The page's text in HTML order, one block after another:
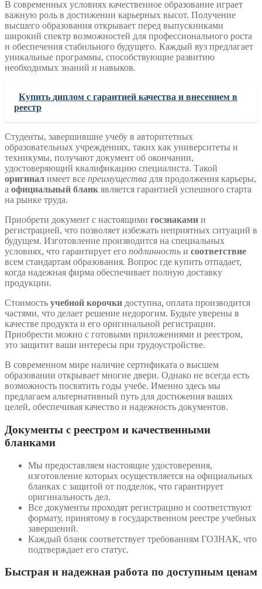
В современных условиях качественное образование играет
важную роль в достижении карьерных высот. Получение
высшего образования открывает перед выпускниками
широкий спектр возможностей для профессионального роста
и обеспечения стабильного будущего. Каждый вуз предлагает
уникальные программы, способствующие развитию
необходимых знаний и навыков.
Купить диплом с гарантией качества и внесением в
реестр
Студенты, завершившие учебу в авторитетных
образовательных учреждениях, таких как университеты и
техникумы, получают документ об окончании,
удостоверяющий квалификацию специалиста. Такой
оригинал имеет все преимущества для продолжения карьеры,
а официальный бланк является гарантией успешного старта
на рынке труда.
Приобрети документ с настоящими госзнаками и
регистрацией, что позволяет избежать неприятных ситуаций в
будущем. Изготовление производится на специальных
условиях, что гарантирует его подлинность и соответствие
всем стандартам образования. Вопрос где купить отпадает,
когда надежная фирма обеспечивает полную доставку
продукции.
Стоимость учебной корочки доступна, оплата производится
частями, что делает решение недорогим. Будьте уверены в
качестве продукта и его оригинальной регистрации.
Приобрести можно с готовыми приложениями и реестром,
это защитит ваши интересы при трудоустройстве.
В современном мире наличие сертификата о высшем
образовании открывает многие двери. Однако не всегда есть
возможность посвятить годы учебе. Именно здесь мы
предлагаем альтернативный путь для достижения ваших
целей, обеспечивая качество и надежность документов.
Документы с реестром и качественными
бланками
Мы предоставляем настоящие удостоверения,
изготовление которых осуществляется на официальных
бланках с защитой от подделок, что гарантирует
оригинальность дел.
Все документы проходят регистрацию и соответствуют
формату, принятому в государственном реестре учебных
завершений.
Каждый бланк соответствует требованиям ГОЗНАК, что
подтверждает его статус.
Быстрая и надежная работа по доступным ценам